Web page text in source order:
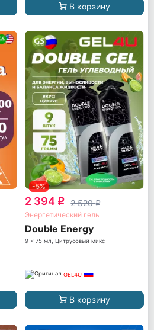
В корзину
-5%
2 394 q 2 520q
Энергетический гель
Double Energy
9 x 75 мл, Цитрусовый микс
GEL4U
В корзину